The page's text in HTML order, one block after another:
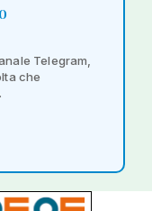
Telegram,
che